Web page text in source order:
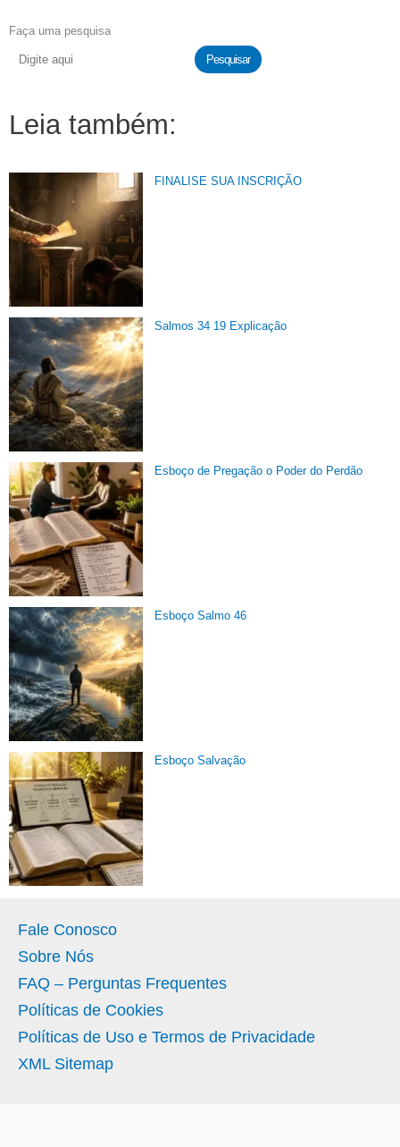
Faça uma pesquisa
Pesquisar
Leia também:
FINALISE SUA INSCRIÇÃO
Salmos 34 19 Explicação
Esboço de Pregação o Poder do Perdão
Esboço Salmo 46
Esboço Salvação
Fale Conosco
Sobre Nós
FAQ – Perguntas Frequentes
Políticas de Cookies
Políticas de Uso e Termos de Privacidade
XML Sitemap